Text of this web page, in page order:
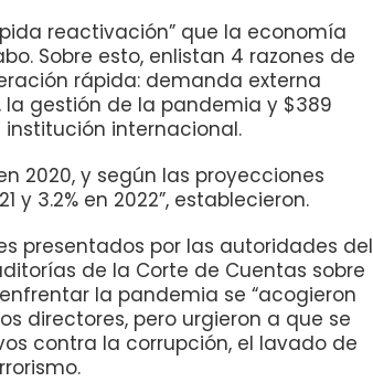
reactivación” que la economía
Sobre esto, enlistan 4 razones de
rápida: demanda externa
la gestión de la pandemia y $389
internacional.
2020, y según las proyecciones
y 3.2% en 2022”, establecieron.
presentados por las autoridades del
de la Corte de Cuentas sobre
la pandemia se “acogieron
directores, pero urgieron a que se
contra la corrupción, el lavado de